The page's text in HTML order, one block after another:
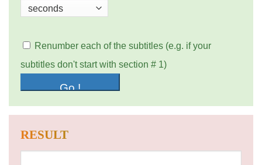
Renumber each of the subtitles (e.g. if your
subtitles don't start with section # 1)
RESULT